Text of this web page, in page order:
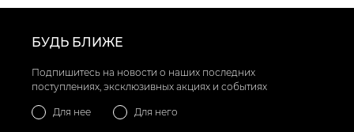
БУДЬ БЛИЖЕ
Подпишитесь на новости о наших последних
поступлениях, эксклюзивных акциях и событиях
Для нее Для него